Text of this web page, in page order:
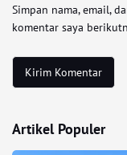
Simpan nama, email,
komentar saya
Artikel Populer